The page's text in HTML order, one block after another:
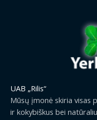
UAB „Rilis“
Mūsų įmonė skiria visas
ir kokybiškus bei